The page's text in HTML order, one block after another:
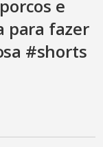
e
para fazer
#shorts